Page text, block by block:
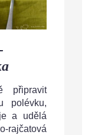
připravit
polévku,
a udělá